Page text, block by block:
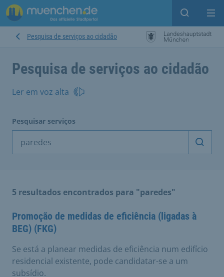
Open
Pesquisa de serviços ao cidadão
Pesquisa de serviços ao cidadão
Ler em voz alta
Pesquisar serviços
5 resultados encontrados para "paredes"
Promoção de medidas de eficiência (ligadas à
BEG) (FKG)
Se está a planear medidas de eficiência num edifício
residencial existente, pode candidatar-se a um
subsídio.